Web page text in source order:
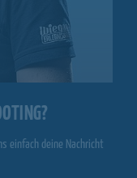
einfach deine Nachricht